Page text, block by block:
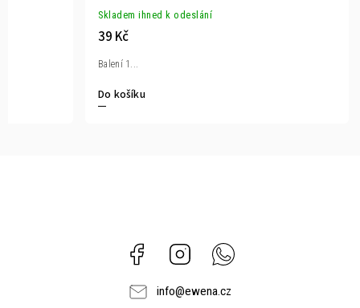
Skladem ihned k odeslání
39 Kč
Do košíku
Balení 1...
Facebook Instagram
info@ewena.cz